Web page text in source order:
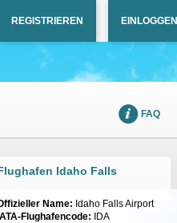
REGISTRIEREN EINLOGGEN
FAQ
Idaho Falls
Name: Idaho Falls Airport
IATA-Flughafencode:
IDA